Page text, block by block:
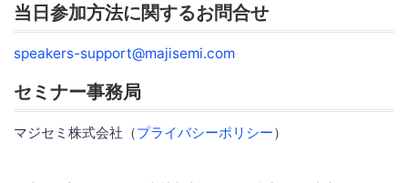
当日参加方法に関するお問合せ
speakers-support@majisemi.com
セミナー事務局
マジセミ株式会社（プライバシーポリシー）